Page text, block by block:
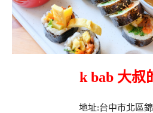
k bab 大叔
地址:台中市北區